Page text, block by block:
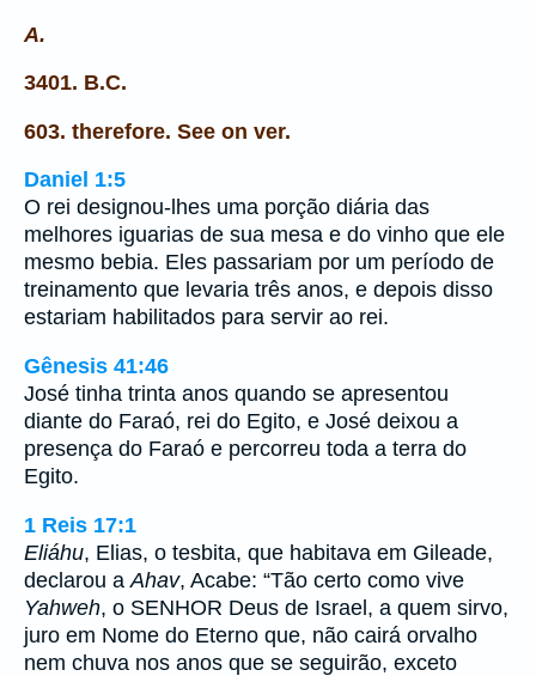
A.
3401. B.C.
603. therefore. See on ver.
Daniel 1:5
O rei designou-lhes uma porção diária das
melhores iguarias de sua mesa e do vinho que ele
mesmo bebia. Eles passariam por um período de
treinamento que levaria três anos, e depois disso
estariam habilitados para servir ao rei.
Gênesis 41:46
José tinha trinta anos quando se apresentou
diante do Faraó, rei do Egito, e José deixou a
presença do Faraó e percorreu toda a terra do
Egito.
1 Reis 17:1
Eliáhu, Elias, o tesbita, que habitava em Gileade,
declarou a Ahav, Acabe: “Tão certo como vive
Yahweh, o SENHOR Deus de Israel, a quem sirvo,
juro em Nome do Eterno que, não cairá orvalho
nem chuva nos anos que se seguirão, exceto